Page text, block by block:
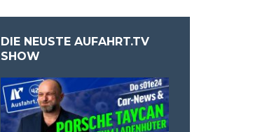
DIE NEUSTE AUFAHRT.TV
SHOW